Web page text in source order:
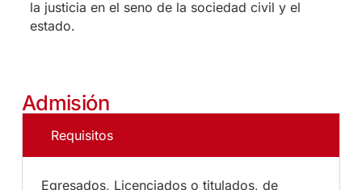
la justicia en el seno de la sociedad civil y el
estado.
Admisión
Requisitos
Egresados, Licenciados o titulados, de